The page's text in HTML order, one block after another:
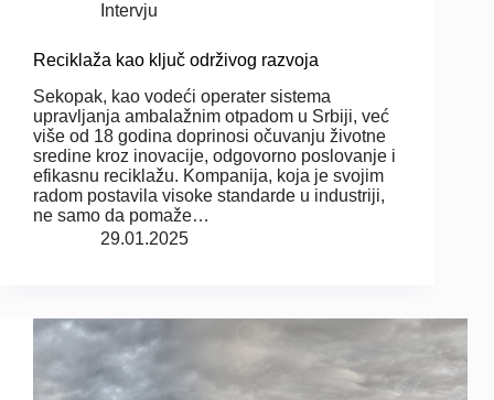
Intervju
Reciklaža kao ključ održivog razvoja
Sekopak, kao vodeći operater sistema
upravljanja ambalažnim otpadom u Srbiji, već
više od 18 godina doprinosi očuvanju životne
sredine kroz inovacije, odgovorno poslovanje i
efikasnu reciklažu. Kompanija, koja je svojim
radom postavila visoke standarde u industriji,
ne samo da pomaže…
29.01.2025